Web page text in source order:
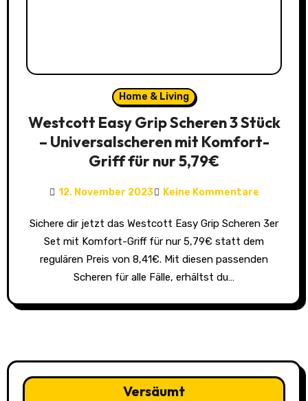
Home & Living
Westcott Easy Grip Scheren 3 Stück
– Universalscheren mit Komfort-
Griff für nur 5,79€
12. November 2023 Keine Kommentare
Sichere dir jetzt das Westcott Easy Grip Scheren 3er
Set mit Komfort-Griff für nur 5,79€ statt dem
regulären Preis von 8,41€. Mit diesen passenden
Scheren für alle Fälle, erhältst du…
Versäumt